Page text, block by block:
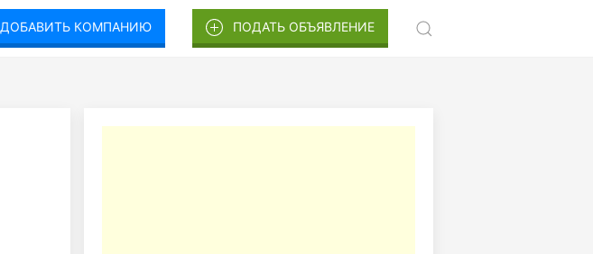
ДОБАВИТЬ КОМПАНИЮ ПОДАТЬ ОБЪЯВЛЕНИЕ